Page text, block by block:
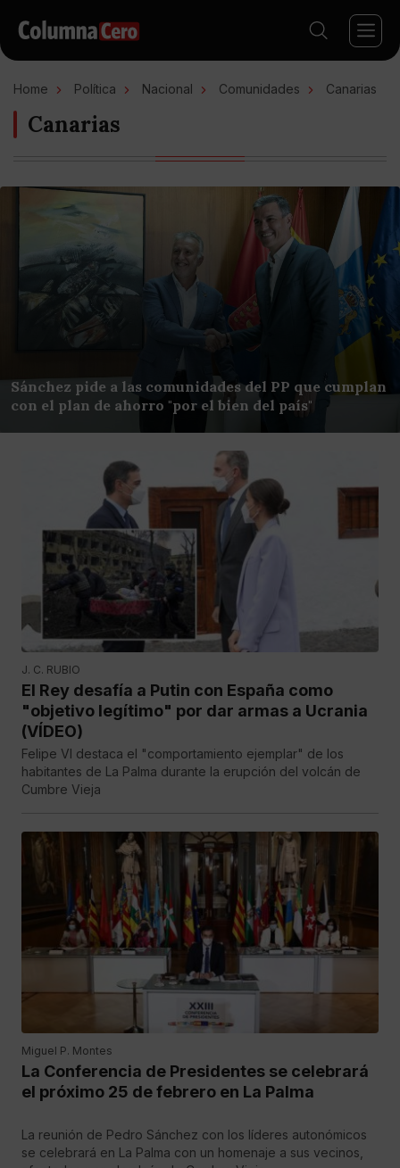
Home Política Nacional Comunidades Canarias
Canarias
Sánchez pide a las comunidades del PP que cumplan
con el plan de ahorro "por el bien del país"
J. C. RUBIO
El Rey desafía a Putin con España como
"objetivo legítimo" por dar armas a Ucrania
(VÍDEO)
Felipe VI destaca el "comportamiento ejemplar" de los
habitantes de La Palma durante la erupción del volcán de
Cumbre Vieja
Miguel P. Montes
La Conferencia de Presidentes se celebrará
el próximo 25 de febrero en La Palma
La reunión de Pedro Sánchez con los líderes autonómicos
se celebrará en La Palma con un homenaje a sus vecinos,